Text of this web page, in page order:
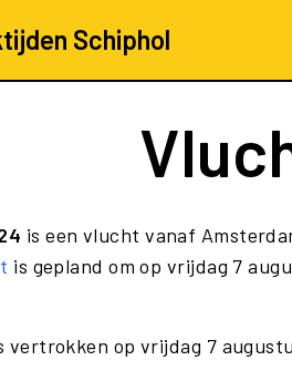
Schiphol
is een vlucht vanaf
is gepland om op vrijdag 7
vertrokken op vrijdag 7